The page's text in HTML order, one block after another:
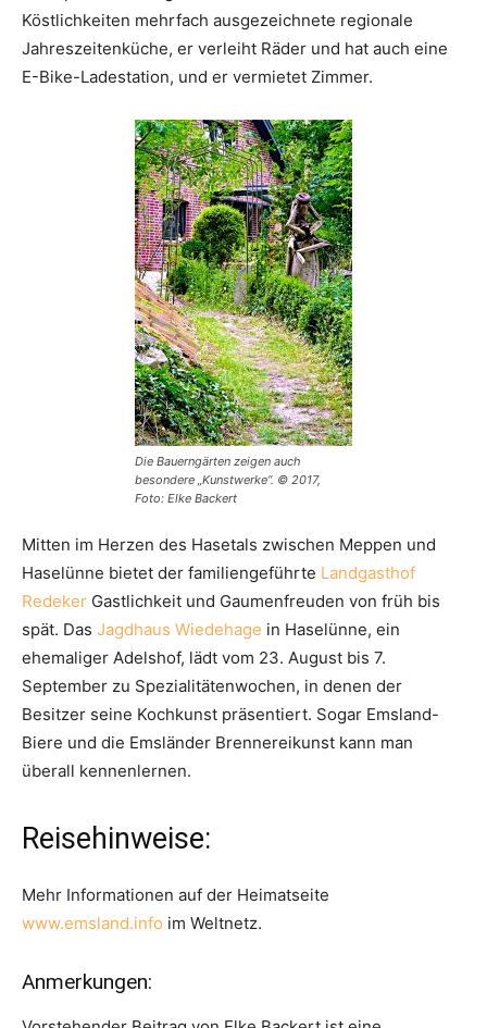
Köstlichkeiten mehrfach ausgezeichnete regionale
Jahreszeitenküche, er verleiht Räder und hat auch eine
E-Bike-Ladestation, und er vermietet Zimmer.
Die Bauerngärten zeigen auch
besondere „Kunstwerke“. © 2017,
Foto: Elke Backert
Mitten im Herzen des Hasetals zwischen Meppen und
Haselünne bietet der familiengeführte Landgasthof
Redeker Gastlichkeit und Gaumenfreuden von früh bis
spät. Das Jagdhaus Wiedehage in Haselünne, ein
ehemaliger Adelshof, lädt vom 23. August bis 7.
September zu Spezialitätenwochen, in denen der
Besitzer seine Kochkunst präsentiert. Sogar Emsland-
Biere und die Emsländer Brennereikunst kann man
überall kennenlernen.
Reisehinweise:
Mehr Informationen auf der Heimatseite
www.emsland.info im Weltnetz.
Anmerkungen: